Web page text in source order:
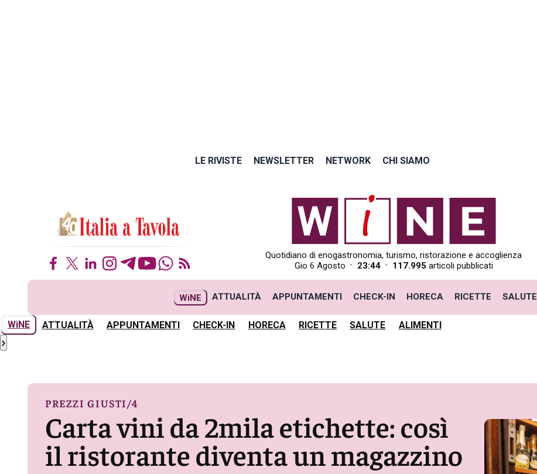
LE RIVISTE NEWSLETTER NETWORK CHI SIAMO
Quotidiano di enogastronomia, turismo, ristorazione e accoglienza
Gio 6 Agosto • 23:44 • 117.995 articoli pubblicati
WiNE ATTUALITÀ APPUNTAMENTI CHECK-IN HORECA RICETTE SALUTE
WiNE ATTUALITÀ APPUNTAMENTI CHECK-IN HORECA RICETTE SALUTE ALIMENTI
›
PREZZI GIUSTI/4
Carta vini da 2mila etichette: così
il ristorante diventa un magazzino